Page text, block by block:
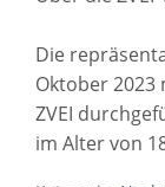
Die
Oktober 2023
ZVEI
im Alter von